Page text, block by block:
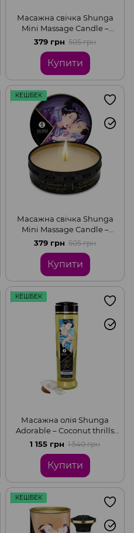
Масажна свічка Shunga
Mini Massage Candle –
Vanilla Fetish (30 мл) з
афродизіаками
379 грн 505 грн
Купити
КЕШБЕК
Масажна свічка Shunga
Mini Massage Candle –
Exotic Fruits (30 мл) з
афродизіаками
379 грн 505 грн
Купити
КЕШБЕК
Масажна олія Shunga
Adorable – Coconut thrills
(240 мл) натуральна
зволожувальна
1 155 грн 1 540 грн
Купити
КЕШБЕК